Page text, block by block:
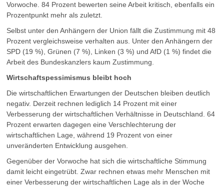
Vorwoche. 84 Prozent bewerten seine Arbeit kritisch, ebenfalls ein
Prozentpunkt mehr als zuletzt.
Selbst unter den Anhängern der Union fällt die Zustimmung mit 48
Prozent vergleichsweise verhalten aus. Unter den Anhängern der
SPD (19 %), Grünen (7 %), Linken (3 %) und AfD (1 %) findet die
Arbeit des Bundeskanzlers kaum Zustimmung.
Wirtschaftspessimismus bleibt hoch
Die wirtschaftlichen Erwartungen der Deutschen bleiben deutlich
negativ. Derzeit rechnen lediglich 14 Prozent mit einer
Verbesserung der wirtschaftlichen Verhältnisse in Deutschland. 64
Prozent erwarten dagegen eine Verschlechterung der
wirtschaftlichen Lage, während 19 Prozent von einer
unveränderten Entwicklung ausgehen.
Gegenüber der Vorwoche hat sich die wirtschaftliche Stimmung
damit leicht eingetrübt. Zwar rechnen etwas mehr Menschen mit
einer Verbesserung der wirtschaftlichen Lage als in der Woche